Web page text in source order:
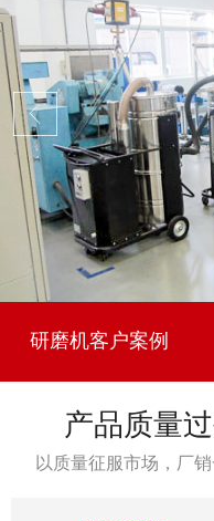
研磨机客户案例
产品质量
以质量征服市场，厂